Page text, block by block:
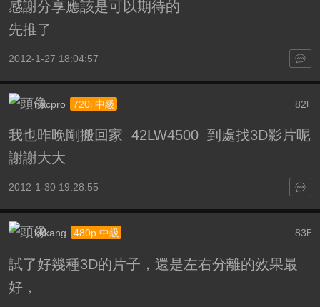
感謝分享應該是可以期待的
先推了
2012-1-27 18:04:57
82F
necpro 720i 中級
我也昨晚剛搬回家 42LW4500 到處找3D影片呢
謝謝大大
2012-1-30 19:28:55
83F
kkkang 480p 中級
試了好幾種3D的片子，還是左右分離的效果最
好，